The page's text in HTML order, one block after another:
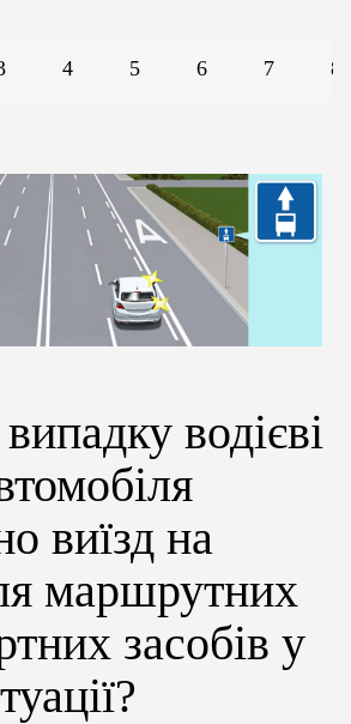
4 5 6 7 8
водієві
виїзд на
маршрутних
засобів у